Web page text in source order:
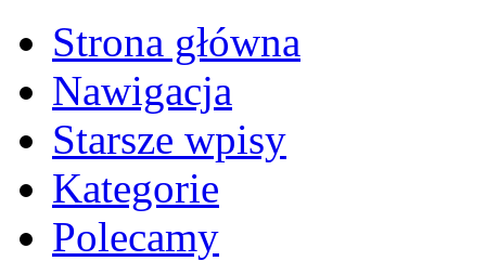
Strona główna
Nawigacja
Starsze wpisy
Kategorie
Polecamy